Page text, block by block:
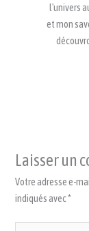
l'univers
et mon
Laisser un
Votre adresse e-
indiqués avec*